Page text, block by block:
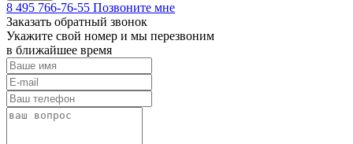
8 495 766-76-55 Позвоните мне
Заказать обратный звонок
Укажите свой номер и мы перезвоним
в ближайшее время